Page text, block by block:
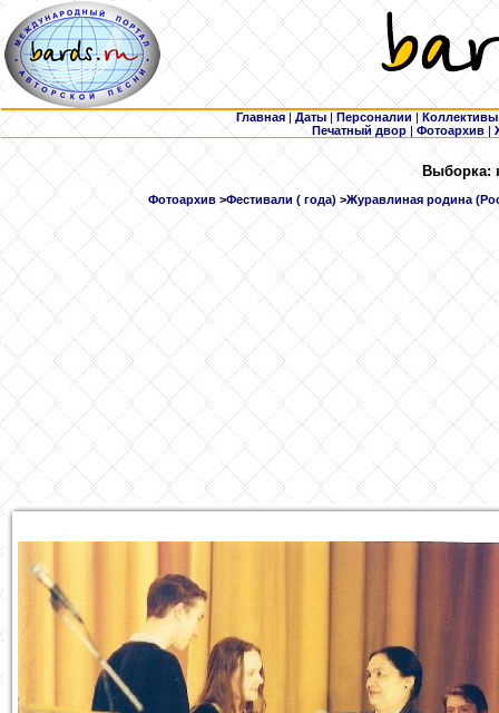
Главная | Даты | Персоналии | Коллективы
Печатный двор |Фотоархив |
Выборка:
Фотоархив>Фестивали ( года) >Журавлиная родина